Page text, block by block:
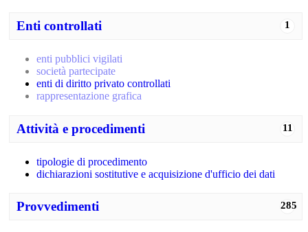
1
Enti controllati
enti pubblici vigilati
società partecipate
enti di diritto privato controllati
rappresentazione grafica
11
Attività e procedimenti
tipologie di procedimento
dichiarazioni sostitutive e acquisizione d'ufficio dei dati
285
Provvedimenti